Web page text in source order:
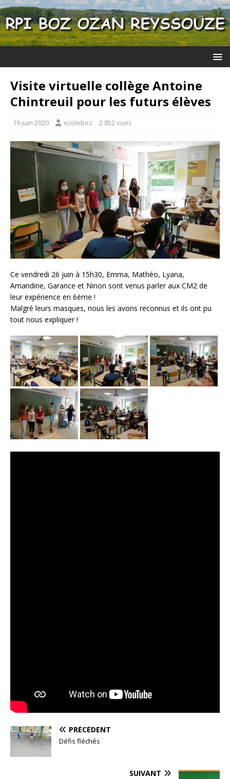
Visite virtuelle collège Antoine
Chintreuil pour les futurs élèves
19 juin 2020 ecoleboz 2 852 vues
Ce vendredi 26 juin à 15h30, Emma, Mathéo, Lyana,
Amandine, Garance et Ninon sont venus parler aux CM2 de
leur expérience en 6ème !
Malgré leurs masques, nous les avons reconnus et ils ont pu
tout nous expliquer !
PRÉCÉDENT
Défis fléchés
SUIVANT